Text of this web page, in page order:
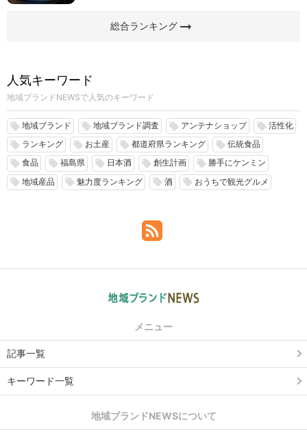
総合ランキングarrow_right_alt
人気キーワード
地域ブランドNEWSで人気のキーワード
local_offer 地域ブランド local_offer 地域ブランド調査 local_offer アンテナショップ local_offer 活性化
local_offer ランキング local_offer お土産 local_offer 都道府県ランキング local_offer 伝統食品
local_offer 食品 local_offer 福島県 local_offer 日本酒 local_offer 創生計画 local_offer 勝手にケンミン
local_offer 地域産品 local_offer 魅力度ランキング local_offer 酒 local_offer おうちで観光グルメ
メニュー
記事一覧
キーワード一覧
地域ブランドNEWSについて